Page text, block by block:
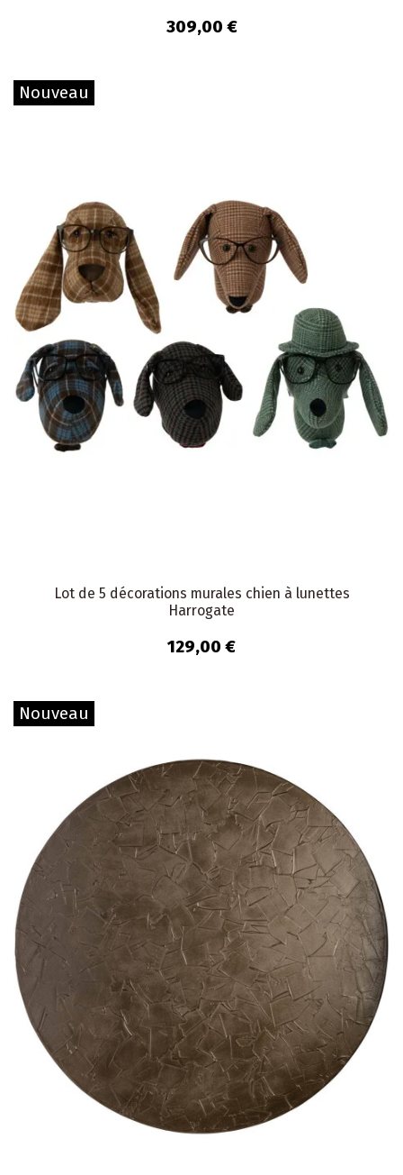
309,00 €
Nouveau
Lot de 5 décorations murales chien à lunettes
Harrogate
129,00 €
Nouveau